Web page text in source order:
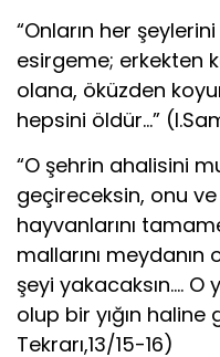
“Onların her
esirgeme; erkekten
olana, öküzden
hepsini öldür…”
“O şehrin ahalisini
geçireceksin, onu
hayvanlarını
mallarını
şeyi yakacaksın….
olup bir yığın haline
Tekrarı,13/15-16)